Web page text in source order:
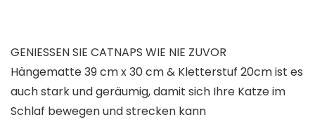
GENIESSEN SIE CATNAPS WIE NIE ZUVOR
Hängematte 39 cm x 30 cm & Kletterstuf 20cm ist es
auch stark und geräumig, damit sich Ihre Katze im
Schlaf bewegen und strecken kann